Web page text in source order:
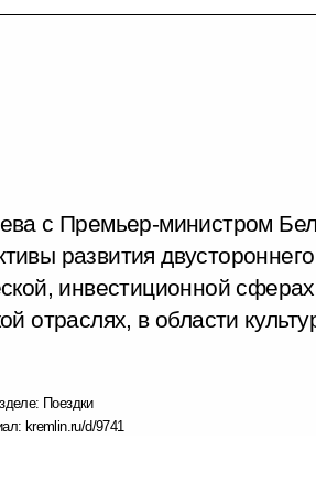
с Премьер-министром
развития двустороннего
инвестиционной
отраслях, в области
Поездки
kremlin.ru/d/9741